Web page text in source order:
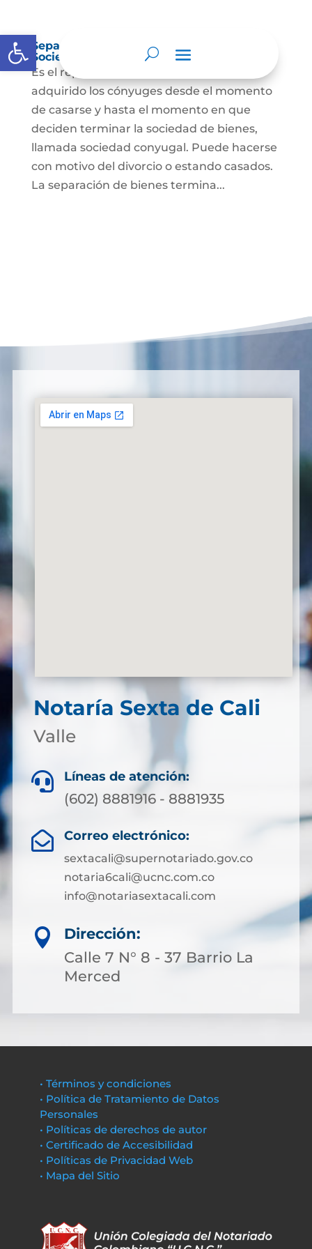
Abrir barra de herramientas
Separación de Bienes o Liquidación de
Sociedad Conyugal
Es el reparto de los bienes que han
adquirido los cónyuges desde el momento
de casarse y hasta el momento en que
deciden terminar la sociedad de bienes,
llamada sociedad conyugal. Puede hacerse
con motivo del divorcio o estando casados.
La separación de bienes termina...
Notaría Sexta de Cali
Valle
 Líneas de atención:
(602) 8881916 - 8881935
 Correo electrónico:
sextacali@supernotariado.gov.co
notaria6cali@ucnc.com.co
info@notariasextacali.com

Dirección:
Calle 7 N° 8 - 37 Barrio La
Merced
• Términos y condiciones
• Política de Tratamiento de Datos
Personales
• Políticas de derechos de autor
• Certificado de Accesibilidad
• Políticas de Privacidad Web
• Mapa del Sitio